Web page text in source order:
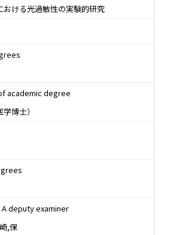
ける光過敏性の実験的研究
academic degree
博士）
deputy examiner
,保